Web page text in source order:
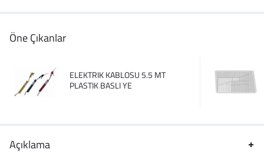
Öne Çıkanlar
ELEKTRIK KABLOSU 5.5 MT
PLASTIK BASLI YE
Açıklama